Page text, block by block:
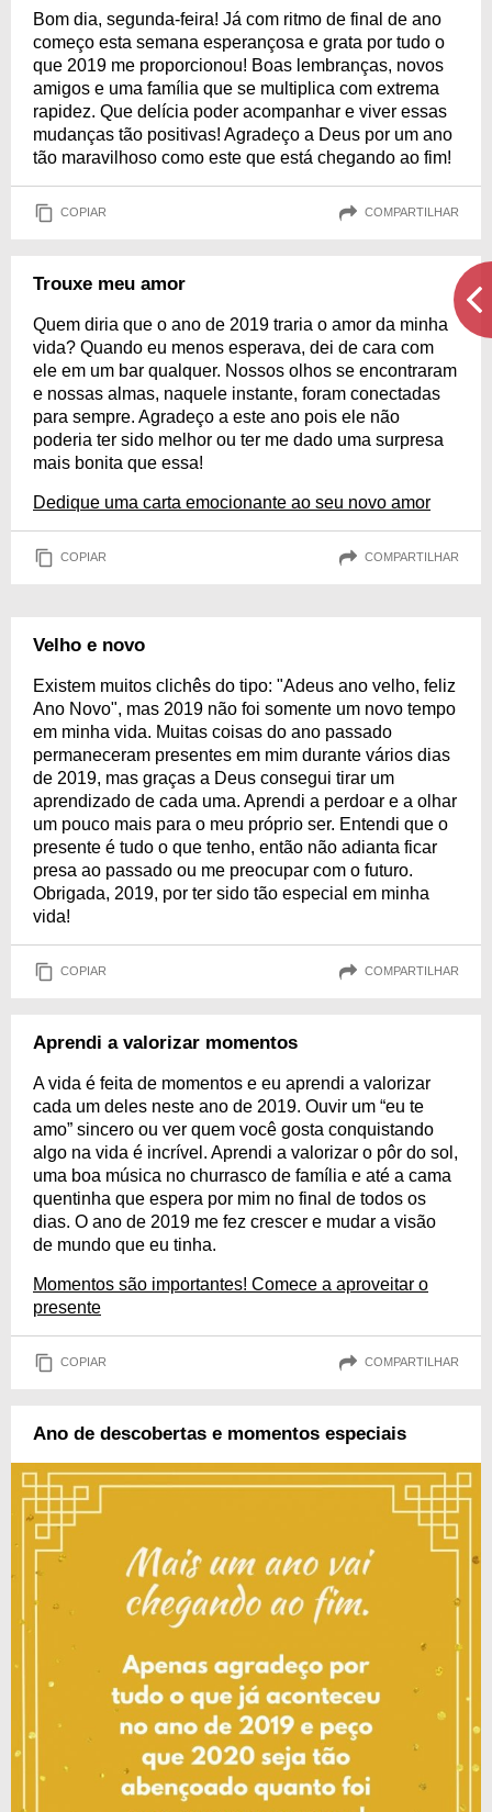
Bom dia, segunda-feira! Já com ritmo de final de ano
começo esta semana esperançosa e grata por tudo o
que 2019 me proporcionou! Boas lembranças, novos
amigos e uma família que se multiplica com extrema
rapidez. Que delícia poder acompanhar e viver essas
mudanças tão positivas! Agradeço a Deus por um ano
tão maravilhoso como este que está chegando ao fim!
COPIAR COMPARTILHAR
Trouxe meu amor
Quem diria que o ano de 2019 traria o amor da minha
vida? Quando eu menos esperava, dei de cara com
ele em um bar qualquer. Nossos olhos se encontraram
e nossas almas, naquele instante, foram conectadas
para sempre. Agradeço a este ano pois ele não
poderia ter sido melhor ou ter me dado uma surpresa
mais bonita que essa!
Dedique uma carta emocionante ao seu novo amor
COPIAR COMPARTILHAR
Velho e novo
Existem muitos clichês do tipo: "Adeus ano velho, feliz
Ano Novo", mas 2019 não foi somente um novo tempo
em minha vida. Muitas coisas do ano passado
permaneceram presentes em mim durante vários dias
de 2019, mas graças a Deus consegui tirar um
aprendizado de cada uma. Aprendi a perdoar e a olhar
um pouco mais para o meu próprio ser. Entendi que o
presente é tudo o que tenho, então não adianta ficar
presa ao passado ou me preocupar com o futuro.
Obrigada, 2019, por ter sido tão especial em minha
vida!
COPIAR COMPARTILHAR
Aprendi a valorizar momentos
A vida é feita de momentos e eu aprendi a valorizar
cada um deles neste ano de 2019. Ouvir um “eu te
amo” sincero ou ver quem você gosta conquistando
algo na vida é incrível. Aprendi a valorizar o pôr do sol,
uma boa música no churrasco de família e até a cama
quentinha que espera por mim no final de todos os
dias. O ano de 2019 me fez crescer e mudar a visão
de mundo que eu tinha.
Momentos são importantes! Comece a aproveitar o
presente
COPIAR COMPARTILHAR
Ano de descobertas e momentos especiais